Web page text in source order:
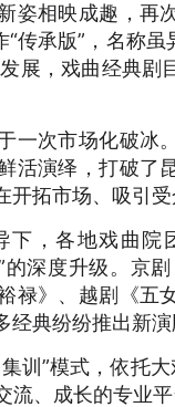
姿相映成趣，再
“传承版”，名称
展，戏曲经典剧
一次市场化破冰
活演绎，打破了
开拓市场、吸引
下，各地戏曲
的深度升级。京
禄》、越剧《五
经典纷纷推出新
训”模式，依托
流、成长的专业